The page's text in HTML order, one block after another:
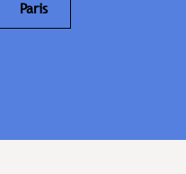
Paris